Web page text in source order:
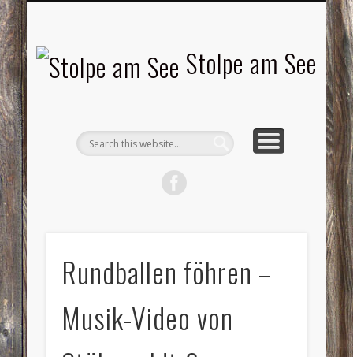
Stolpe am See
Rundballen föhren –
Musik-Video von